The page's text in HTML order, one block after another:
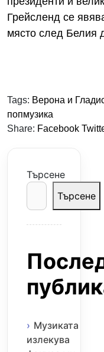
Грейсленд се
място след Белия
Tags: Верона и
попмузика
Share: Facebook
Търсене
Търсене
Музиката
излекува